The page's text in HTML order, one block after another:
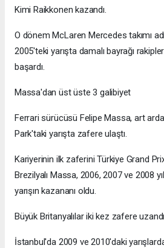
Kimi Raikkonen kazandı.
O dönem McLaren Mercedes takımı
2005'teki yarışta damalı bayrağı
başardı.
Massa'dan üst üste 3 galibiyet
Ferrari sürücüsü Felipe Massa, art
Park'taki yarışta zafere ulaştı.
Kariyerinin ilk zaferini Türkiye Grand
Brezilyalı Massa, 2006, 2007 ve 2008
yarışın kazananı oldu.
Büyük Britanyalılar iki kez zafere uzandı
İstanbul'da 2009 ve 2010'daki